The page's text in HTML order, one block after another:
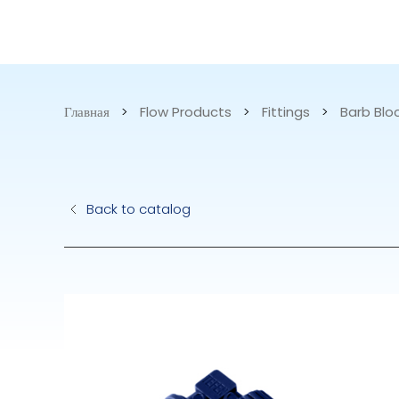
Главная > Flow Products > Fittings > Barb
Back to catalog